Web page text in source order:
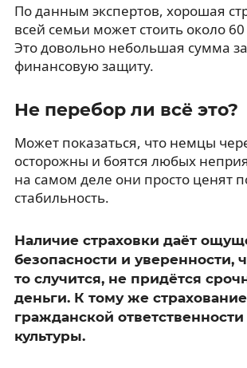
По данным экспертов, хорошая
всей семьи может стоить около 60
Это довольно небольшая сумма
финансовую защиту.
Не перебор ли всё это?
Может показаться, что немцы
осторожны и боятся любых
на самом деле они просто ценят
стабильность.
Наличие страховки даёт
безопасности и уверенности,
то случится, не придётся
деньги. К тому же страхование
гражданской
культуры.